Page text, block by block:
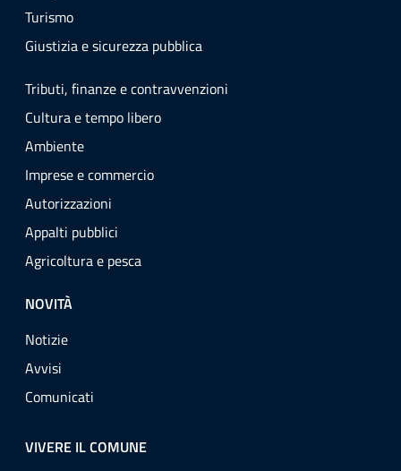
Turismo
Giustizia e sicurezza pubblica
Tributi, finanze e contravvenzioni
Cultura e tempo libero
Ambiente
Imprese e commercio
Autorizzazioni
Appalti pubblici
Agricoltura e pesca
NOVITÀ
Notizie
Avvisi
Comunicati
VIVERE IL COMUNE